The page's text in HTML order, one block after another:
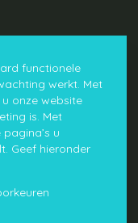
functionele
werkt. Met
onze website
is. Met
u
Geef hieronder